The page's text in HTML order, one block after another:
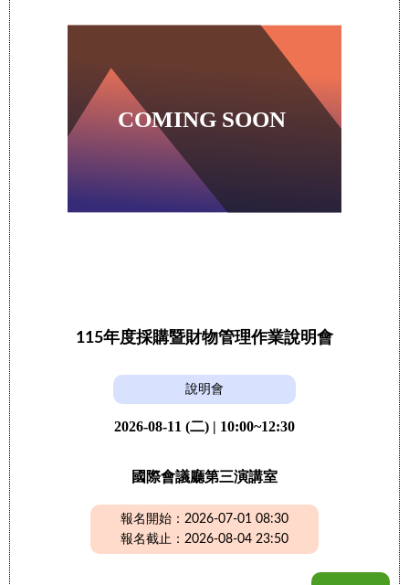
115年度採購暨財物管理作業說明會
說明會
2026-08-11 (二) | 10:00~12:30
國際會議廳第三演講室
報名開始：2026-07-01 08:30
報名截止：2026-08-04 23:50